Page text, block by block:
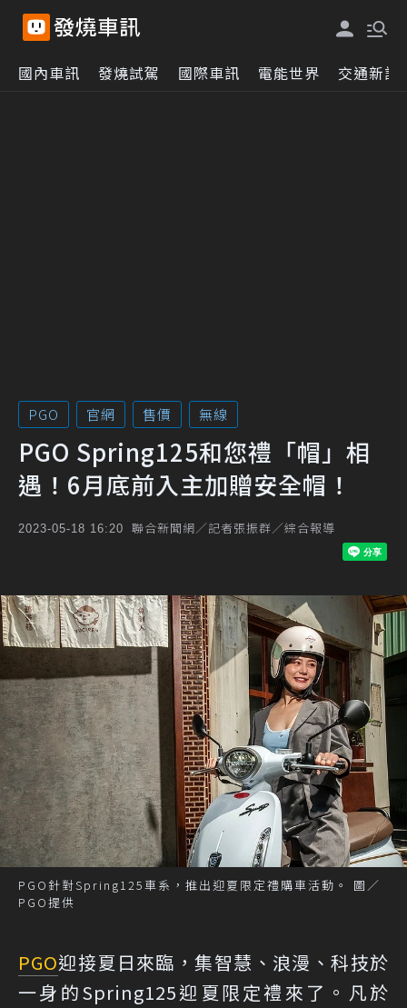
國內車訊 發燒試駕 國際車訊 電能世界 交通新訊
PGO 官網 售價 無線
PGO Spring125和您禮「帽」相
遇！6月底前入主加贈安全帽！
2023-05-18 16:20 聯合新聞網／記者張振群／綜合報導
PGO針對Spring125車系，推出迎夏限定禮購車活動。 圖／
PGO提供
PGO迎接夏日來臨，集智慧、浪漫、科技於
一身的Spring125迎夏限定禮來了。凡於